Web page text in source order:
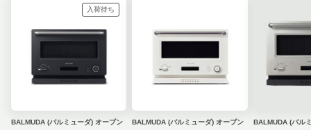
入荷待ち
BALMUDA (バルミューダ) オーブン
BALMUDA (バルミューダ) オーブン
BALMUDA (バルミュー